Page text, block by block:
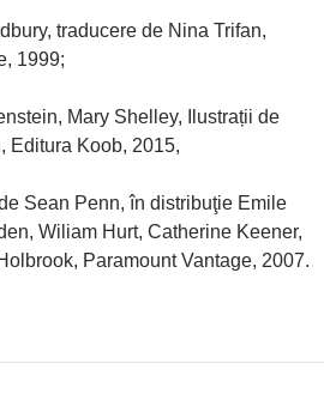
traducere de Nina Trifan,
1999;
Mary Shelley, Ilustrații de
Editura Koob, 2015,
Sean Penn, în distribuţie Emile
Wiliam Hurt, Catherine Keener,
Paramount Vantage, 2007.